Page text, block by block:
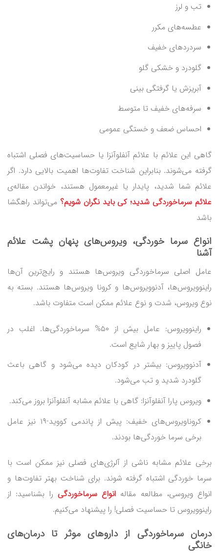
تب و لرز
عطسه‌های مکرر
سردردهای خفیف
گلودرد و خشکی گلو
آبریزش یا گرفتگی بینی
سرفه‌های خفیف تا متوسط
احساس ضعف و خستگی عمومی
گاهی این علائم با علائم آنفلوآنزا یا حساسیت‌های فصلی اشتباه
گرفته می‌شوند. بنابراین شناخت تفاوت‌ها اهمیت بالایی دارد. اگر
علائم شما شدید، پایدار یا غیرمعمول هستند، خواندن مقاله‌ی
علائم سرماخوردگی شدید؛ کی باید نگران شویم؟می‌تواند راهگشا
باشد
انواع سرما خوردگی، ویروس‌های پنهان پشت علائم
آشنا
عامل اصلی سرماخوردگی ویروس‌ها هستند و رایج‌ترین آن‌ها
راینوویروس‌ها، آدنوویروس‌ها و کرونا ویروس‌ها هستند. بسته به
نوع ویروس، شدت و نوع علائم ممکن است متفاوت باشد.
راینوویروس: عامل بیش از ۵۰% سرماخوردگی‌ها. اغلب در
فصول پاییز و بهار شایع است.
آدنوویروس: بیشتر در کودکان دیده می‌شود و گاهی باعث
گلودرد شدید و تب می‌شود.
ویروس پارا آنفلوآنزا: گاهی با علائم مشابه آنفلوآنزا بروز می‌کند.
کروناویروس‌های خفیف: پیش از پاندمی کووید-۱۹ نیز عامل
برخی سرما خوردگی‌ها بودند.
برخی علائم مشابه ناشی از آلرژی‌های فصلی نیز ممکن است با
سرما خوردگی اشتباه گرفته شوند. برای شناخت بهتر تفاوت‌ها و
انواع ویروسی، مطالعه مقاله انواع سرماخوردگی را بشناسید: از
راینوویروس تا حساسیت فصلی! را پیشنهاد می‌کنیم.
درمان سرماخوردگی از داروهای موثر تا درمان‌های
خانگی